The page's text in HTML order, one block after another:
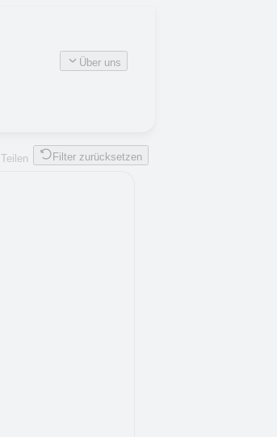
Über uns
Teilen Filter zurücksetzen